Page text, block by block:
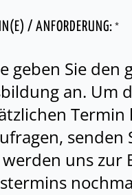
/ ANFORDERUNG: *
geben Sie den
an. Um
senden
uns zur